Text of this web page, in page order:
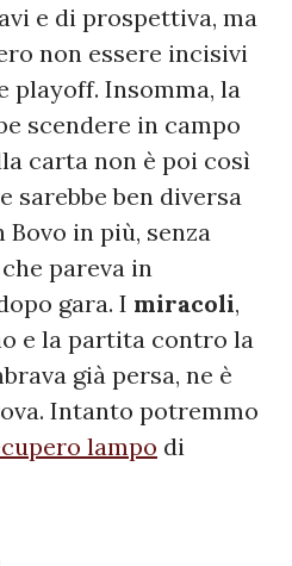
e di prospettiva, ma
non essere incisivi
playoff. Insomma, la
scendere in campo
carta non è poi così
sarebbe ben diversa
in più, senza
pareva in
gara. I miracoli,
e la partita contro la
già persa, ne è
Intanto potremmo
lampo di